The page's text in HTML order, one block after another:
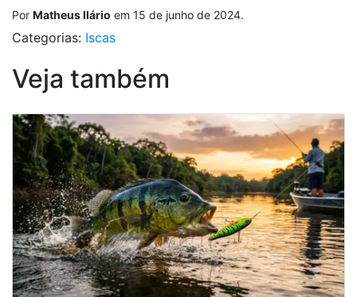
Por Matheus Ilário em 15 de junho de 2024.
Categorias: Iscas
Veja também